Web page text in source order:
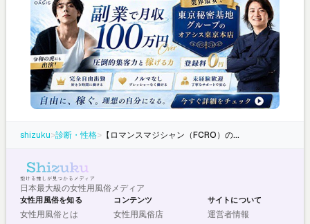
shizuku>診断・性格> 【ロマンスマジシャン（FCRO）の相性ランキング】全16タイプとの相性を徹底解説
日本最大級の女性用風俗メディア
女性用風俗を知る
女性用風俗とは
コンテンツ
女性用風俗店
サイトについて
運営者情報